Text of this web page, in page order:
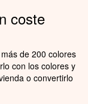
coste
de 200 colores
con los colores y
o convertirlo